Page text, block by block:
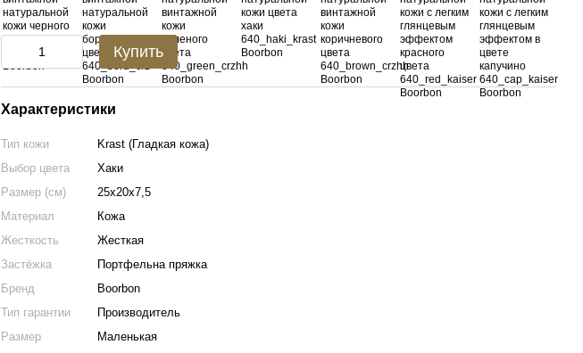
Купить
Характеристики
Тип кожи
Krast (Гладкая кожа)
Выбор цвета
Хаки
Размер (см)
25х20х7,5
Материал
Кожа
Жесткость
Жесткая
Застёжка
Портфельна пряжка
Бренд
Boorbon
Тип гарантии
Производитель
Размер
Маленькая